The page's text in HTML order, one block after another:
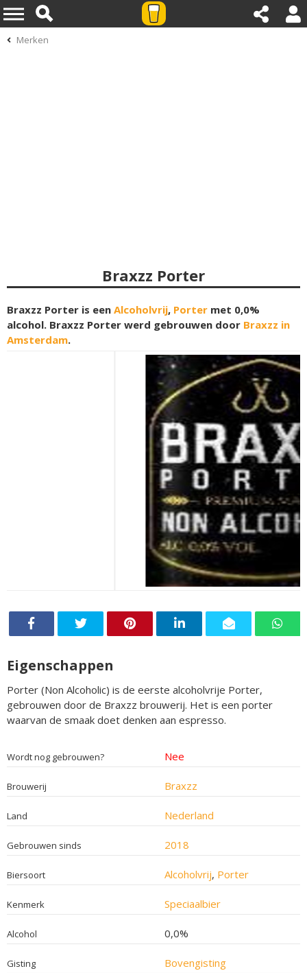
Merken
Braxzz Porter
Braxzz Porter is een Alcoholvrij, Porter met 0,0%
alcohol. Braxzz Porter werd gebrouwen door Braxzz in
Amsterdam.
Eigenschappen
Porter (Non Alcoholic) is de eerste alcoholvrije Porter,
gebrouwen door de Braxzz brouwerij. Het is een porter
waarvan de smaak doet denken aan espresso.
Wordt nog gebrouwen? Nee
Brouwerij Braxzz
Land Nederland
Gebrouwen sinds 2018
Biersoort Alcoholvrij, Porter
Kenmerk Speciaalbier
Alcohol 0,0%
Gisting Bovengisting